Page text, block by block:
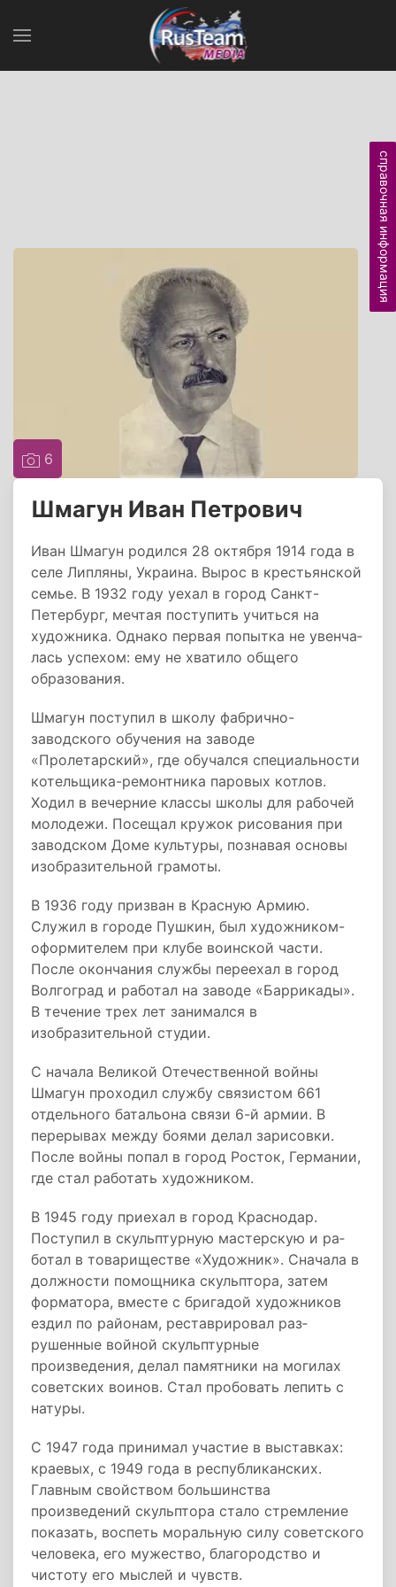
6
Шмагун Иван Петрович
Иван Шмагун родился 28 октября 1914 года в
селе Липляны, Украина. Вырос в крестьянской
семье. В 1932 году уе­хал в город Санкт-
Петербург, мечтая поступить учиться на
художника. Однако первая попытка не увенча­
лась успехом: ему не хватило общего
образования.
Шмагун поступил в школу фабрично-
заводского обучения на заводе
«Пролетарский», где обучался специальности
котельщика-ремонтника паровых котлов.
Ходил в вечерние классы школы для рабочей
моло­дежи. Посещал кружок рисования при
заводском Доме культуры, познавая основы
изобразительной грамоты.
В 1936 году призван в Красную Армию.
Служил в городе Пушкин, был ху­дожником-
оформителем при клубе воинской части.
После окончания службы пере­ехал в город
Волгоград и работал на заводе «Баррикады».
В течение трех лет занимался в
изобразительной студии.
С начала Великой Отечественной войны
Шмагун проходил службу связистом 661
отдельного батальона связи 6-й армии. В
перерывах между боями делал зари­совки.
После войны попал в город Росток, Германии,
где стал работать ху­дожником.
В 1945 году приехал в город Краснодар.
Поступил в скульптурную мастерскую и ра­
ботал в товариществе «Художник». Сначала в
должности помощника скульптора, затем
форматора, вместе с бригадой художников
ездил по районам, реставрировал раз­
рушенные войной скульптурные
произведения, делал памятники на могилах
совет­ских воинов. Стал пробовать лепить с
натуры.
С 1947 года принимал участие в выставках:
краевых, с 1949 года в республиканских.
Главным свойством большинства
произведений скульптора стало стремление
показать, воспеть моральную силу советского
человека, его мужество, благородство и
чистоту его мыслей и чувств.
справочная информация